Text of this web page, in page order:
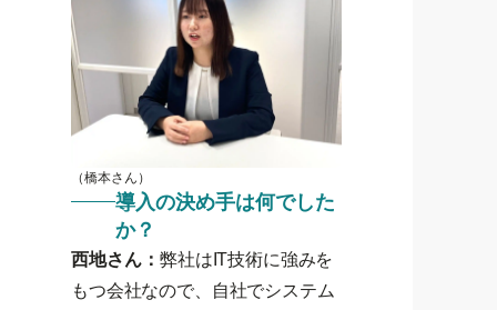
（橋本さん）
導入の決め手は何でした
か？
西地さん： 弊社はIT技術に強みを
もつ会社なので、自社でシステム